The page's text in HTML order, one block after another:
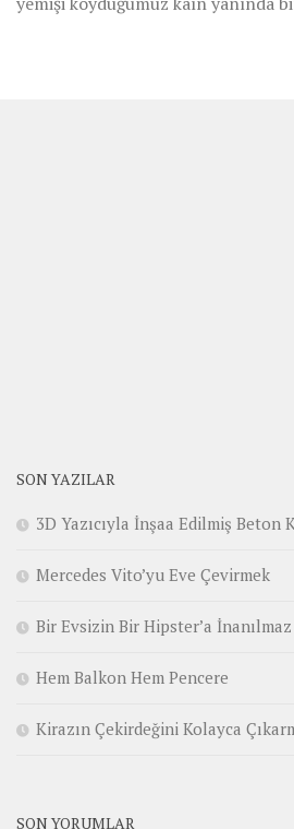
SON YAZILAR
3D Yazıcıyla İnşaa Edilmiş Beton
Mercedes Vito’yu Eve Çevirmek
Bir Evsizin Bir Hipster’a
Hem Balkon Hem Pencere
Kirazın Çekirdeğini Kolayca
SON YORUMLAR